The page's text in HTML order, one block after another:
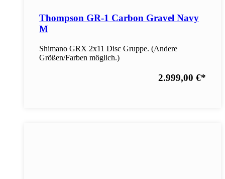
Thompson GR-1 Carbon Gravel Navy
M
Shimano GRX 2x11 Disc Gruppe. (Andere
Größen/Farben möglich.)
2.999,00 €*